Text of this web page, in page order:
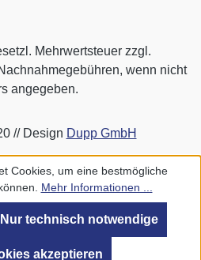
Mehrwertsteuer zzgl.
wenn nicht
angegeben.
// Design Dupp GmbH
Cookies, um eine bestmögliche
Mehr Informationen ...
Nur technisch notwendige
akzeptieren